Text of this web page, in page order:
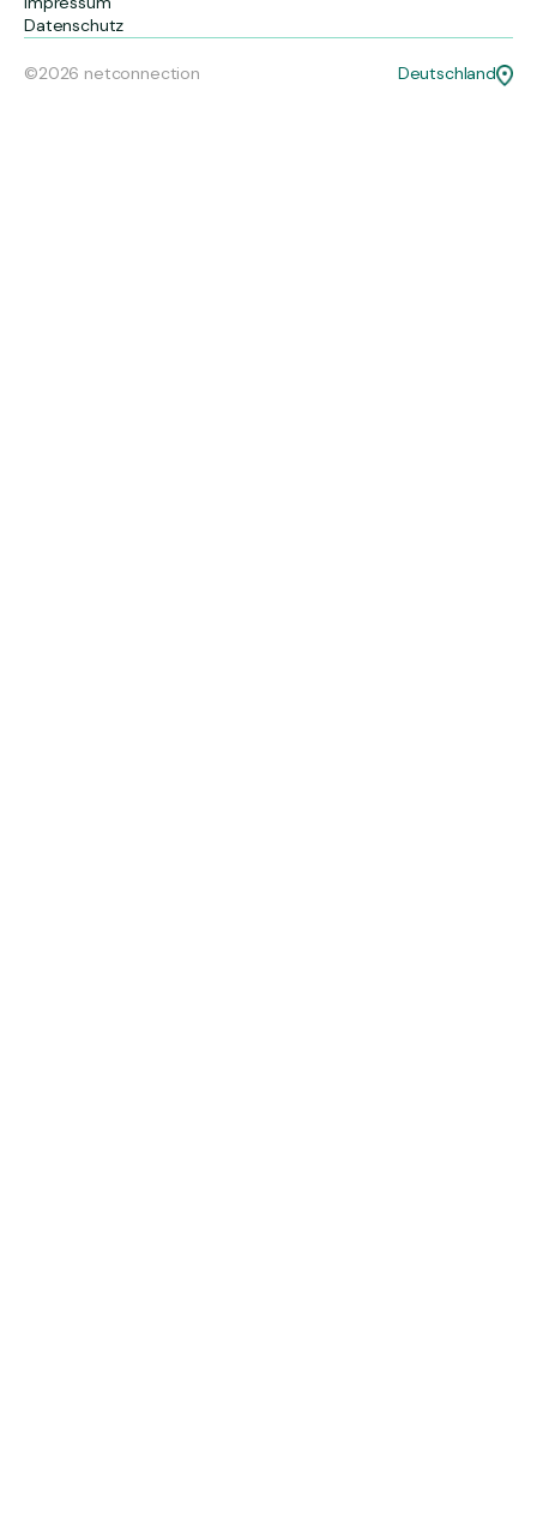
Datenschutz
©2026 netconnection Deutschland